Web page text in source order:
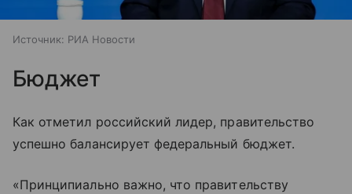
Источник: РИА Новости
Бюджет
Как отметил российский лидер, правительство
успешно балансирует федеральный бюджет.
«Принципиально важно, что правительству